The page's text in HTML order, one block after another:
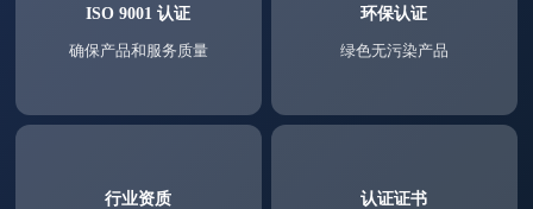
ISO 9001 认证
确保产品和服务质量
环保认证
绿色无污染产品
行业资质 认证证书